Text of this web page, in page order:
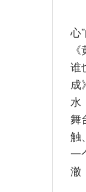
心
谁
成
水
舞
触
一
澈